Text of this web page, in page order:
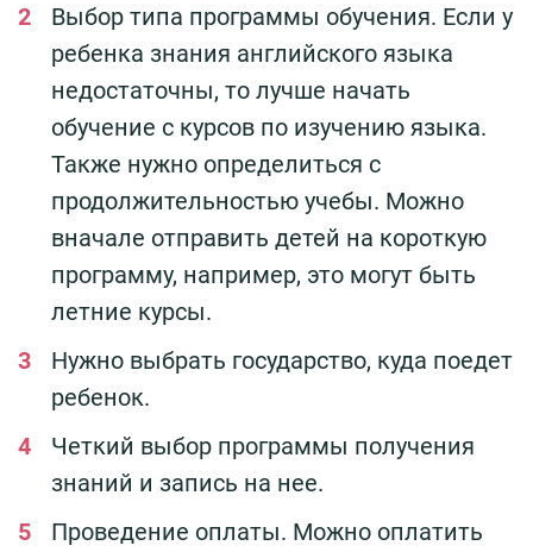
Выбор типа программы обучения. Если у
ребенка знания английского языка
недостаточны, то лучше начать
обучение с курсов по изучению языка.
Также нужно определиться с
продолжительностью учебы. Можно
вначале отправить детей на короткую
программу, например, это могут быть
летние курсы.
Нужно выбрать государство, куда поедет
ребенок.
Четкий выбор программы получения
знаний и запись на нее.
Проведение оплаты. Можно оплатить